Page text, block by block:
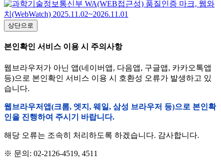
상단으로
본인확인 서비스 이용 시 주의사항
웹브라우저가 아닌 앱(네이버앱, 다음앱, 구글앱, 카카오톡앱
등)으로 본인확인 서비스 이용 시 호환성 오류가 발생하고 있
습니다.
웹브라우저앱(크롬, 엣지, 웨일, 삼성 브라우저 등)으로 본인확
인을 진행하여 주시기 바랍니다.
해당 오류는 조속히 처리하도록 하겠습니다. 감사합니다.
※ 문의: 02-2126-4519, 4511